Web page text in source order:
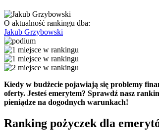
O aktualność rankingu dba:
Jakub Grzybowski
Kiedy w budżecie pojawiają się problemy
oferty. Jesteś emerytem? Sprawdź nasz
pieniądze na dogodnych warunkach!
Ranking pożyczek dla